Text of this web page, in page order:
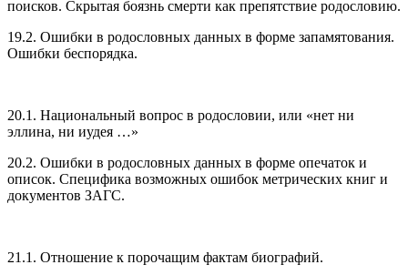
поисков. Скрытая боязнь смерти как препятствие родословию.
19.2. Ошибки в родословных данных в форме запамятования.
Ошибки беспорядка.
20.1. Национальный вопрос в родословии, или «нет ни
эллина, ни иудея …»
20.2. Ошибки в родословных данных в форме опечаток и
описок. Специфика возможных ошибок метрических книг и
документов ЗАГС.
21.1. Отношение к порочащим фактам биографий.